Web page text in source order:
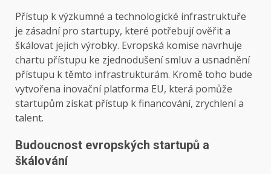
Přístup k výzkumné a technologické infrastruktuře
je zásadní pro startupy, které potřebují ověřit a
škálovat jejich výrobky. Evropská komise navrhuje
chartu přístupu ke zjednodušení smluv a usnadnění
přístupu k těmto infrastrukturám. Kromě toho bude
vytvořena inovační platforma EU, která pomůže
startupům získat přístup k financování, zrychlení a
talent.
Budoucnost evropských startupů a
škálování